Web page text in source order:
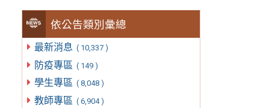
依公告類別彙總
最新消息 ( 10,337 )
防疫專區 ( 149 )
學生專區 ( 8,048 )
教師專區 ( 6,904 )